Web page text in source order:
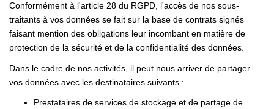
Conformément à l'article 28 du RGPD, l'accès de nos sous-
traitants à vos données se fait sur la base de contrats signés
faisant mention des obligations leur incombant en matière de
protection de la sécurité et de la confidentialité des données.
Dans le cadre de nos activités, il peut nous arriver de partager
vos données avec les destinataires suivants :
Prestataires de services de stockage et de partage de